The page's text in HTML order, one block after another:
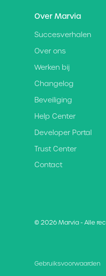
Over Marvia
Succesverhalen
Over ons
Werken bij
Changelog
Beveiliging
Help Center
Developer Portal
Trust Center
Contact
© 2026 Marvia - Alle
Gebruiksvoorwaarden